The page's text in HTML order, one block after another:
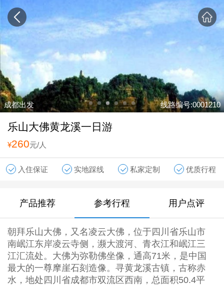
成都出发 线路编号:0001210
乐山大佛黄龙溪一日游
¥260元/人
入住保证 实地踩线 私家定制 优质行程
产品推荐 参考行程 用户点评
朝拜乐山大佛，又名凌云大佛，位于四川省乐山市
南岷江东岸凌云寺侧，濒大渡河、青衣江和岷江三
江汇流处。大佛为弥勒佛坐像，通高71米，是中国
最大的一尊摩崖石刻造像。寻黄龙溪古镇，古称赤
水，地处四川省成都市双流区西南，总面积50.4平